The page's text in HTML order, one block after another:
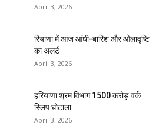
April 3, 2026
रियाणा में आज आंधी-बारिश और ओलावृष्टि
का अलर्ट
April 3, 2026
हरियाणा श्रम विभाग 1500 करोड़ वर्क
स्लिप घोटाला
April 3, 2026